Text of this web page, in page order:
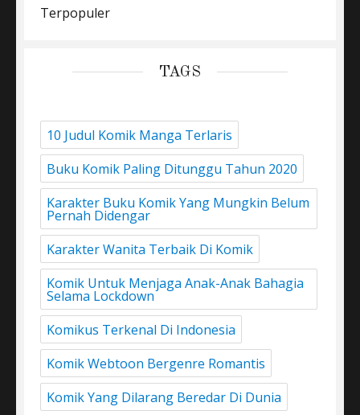
Terpopuler
TAGS
10 Judul Komik Manga Terlaris
Buku Komik Paling Ditunggu Tahun 2020
Karakter Buku Komik Yang Mungkin Belum
Pernah Didengar
Karakter Wanita Terbaik Di Komik
Komik Untuk Menjaga Anak-Anak Bahagia
Selama Lockdown
Komikus Terkenal Di Indonesia
Komik Webtoon Bergenre Romantis
Komik Yang Dilarang Beredar Di Dunia